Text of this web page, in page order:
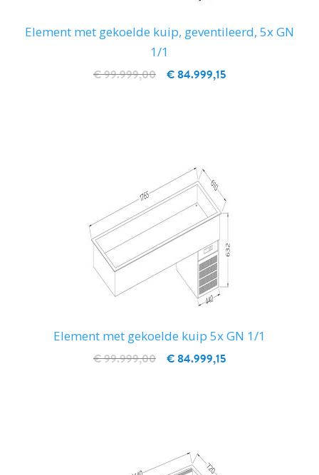
Element met gekoelde kuip, geventileerd, 5x GN
1/1
€ 84.999,15
€ 99.999,00
Element met gekoelde kuip 5x GN 1/1
€ 84.999,15
€ 99.999,00